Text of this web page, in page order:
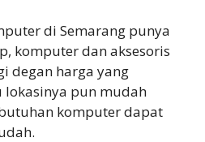
di Semarang punya
komputer dan aksesoris
degan harga yang
lokasinya pun mudah
komputer dapat